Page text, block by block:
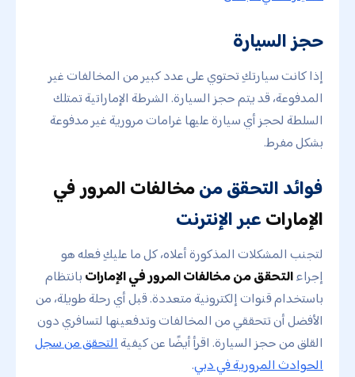
حجز السيارة
إذا كانت سيارتكِ تحتوي على عدد كبير من المخالفات غير
المدفوعة، قد يتم حجز السيارة. الشرطة الإماراتية تمتلك
السلطة لحجز أي سيارة عليها غرامات مرورية غير مدفوعة
بشكل مفرط.
فوائد التحقق منمخالفات المرور في
الإماراتعبر الإنترنت
لتجنب المشكلات المذكورة أعلاه، كل ما عليكِ فعله هو
إجراءالتحقق من مخالفات المرور في الإماراتبانتظام
باستخدام قنوات إلكترونية متعددة. قبل أي رحلة طويلة، من
الأفضل أن تتحققي من المخالفات وتدفعينها لتسافري دون
القلق من حجز السيارة. اقرأِ أيضًا عن كيفيةالتحقق من سجل
الحوادث المرورية في دبي.